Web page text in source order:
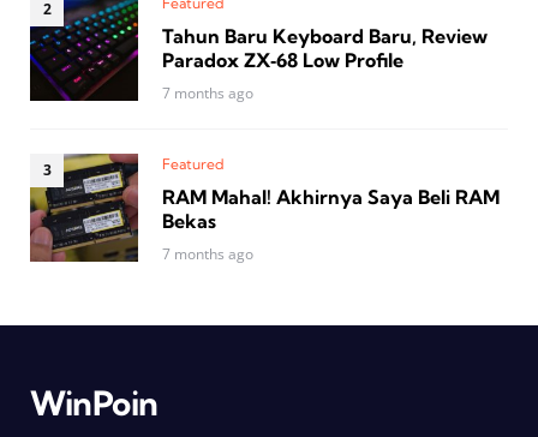
Tahun Baru Keyboard Baru, Review
Paradox ZX‑68 Low Profile
7 months ago
Featured
RAM Mahal! Akhirnya Saya Beli RAM
Bekas
7 months ago
WinPoin